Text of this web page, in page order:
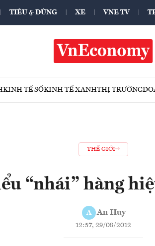
TIÊU & DÙNG XE VNE TV
KINH TẾ SỐKINH TẾ XANHTHỊ TRƯỜNG
THẾ GIỚI
“nhái” hàng
A An Huy
12:57, 29/08/2012